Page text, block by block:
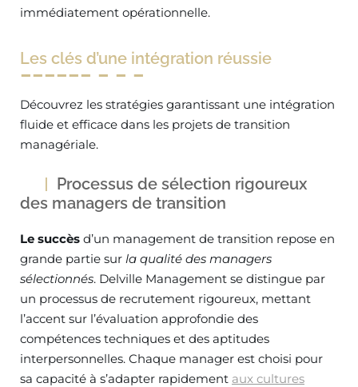
immédiatement opérationnelle.
Les clés d’une intégration réussie
Découvrez les stratégies garantissant une intégration
fluide et efficace dans les projets de transition
managériale.
Processus de sélection rigoureux
des managers de transition
Le succès d’un management de transition repose en
grande partie sur la qualité des managers
sélectionnés. Delville Management se distingue par
un processus de recrutement rigoureux, mettant
l’accent sur l’évaluation approfondie des
compétences techniques et des aptitudes
interpersonnelles. Chaque manager est choisi pour
sa capacité à s’adapter rapidement aux cultures